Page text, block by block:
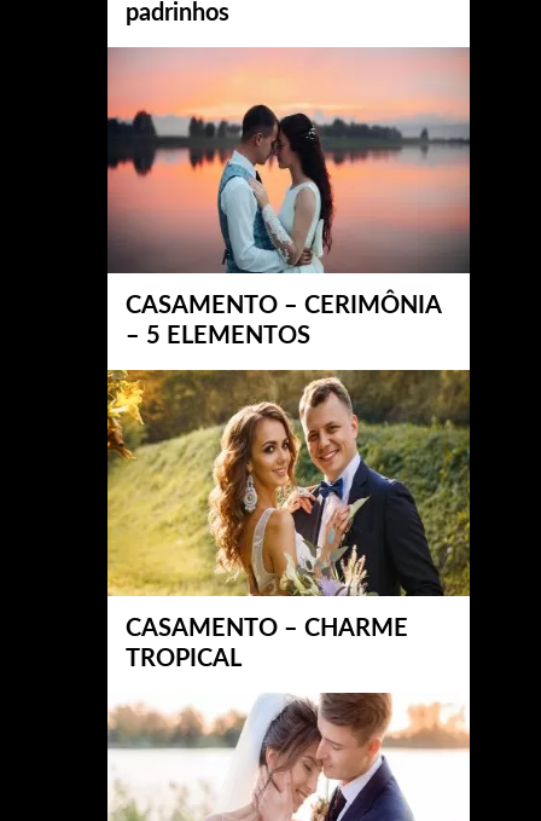
padrinhos
CASAMENTO – CERIMÔNIA
– 5 ELEMENTOS
CASAMENTO – CHARME
TROPICAL